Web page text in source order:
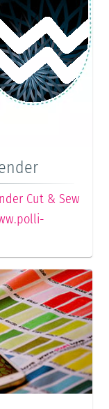
Cut & Sew